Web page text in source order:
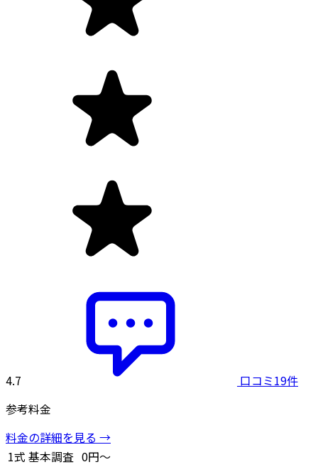
4.7
口コミ19件
参考料金
料金の詳細を見る →
1式 基本調査 0円～